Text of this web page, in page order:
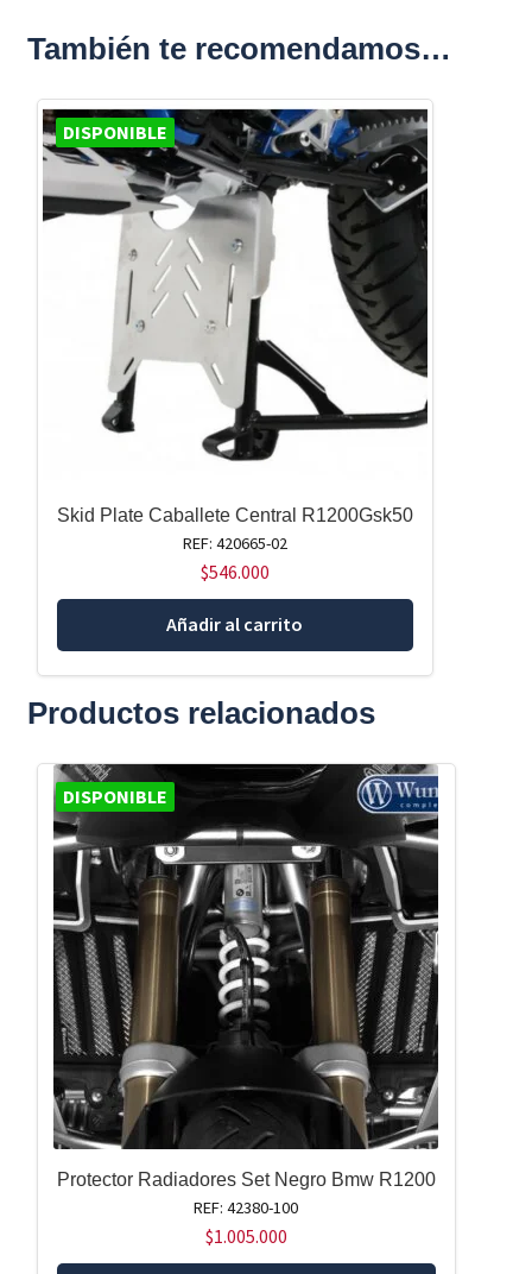
También te recomendamos…
DISPONIBLE
Skid Plate Caballete Central R1200Gsk50
REF: 420665-02
$546.000
Añadir al carrito
Productos relacionados
DISPONIBLE
Protector Radiadores Set Negro Bmw R1200
REF: 42380-100
$1.005.000